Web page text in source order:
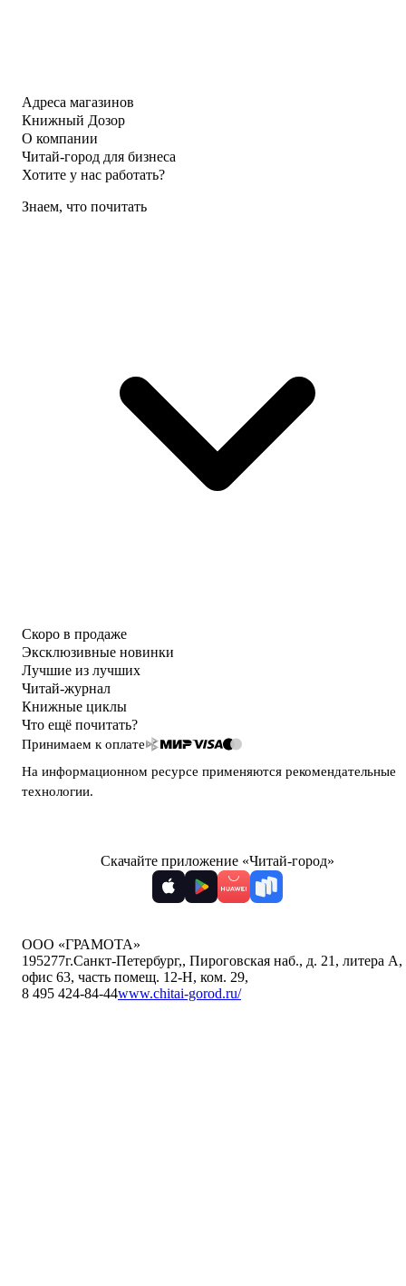
Адреса магазинов
Книжный Дозор
О компании
Читай-город для бизнеса
Хотите у нас работать?
Знаем, что почитать
Скоро в продаже
Эксклюзивные новинки
Лучшие из лучших
Читай-журнал
Книжные циклы
Что ещё почитать?
Принимаем к оплате
На информационном ресурсе применяются рекомендательные
технологии.
Скачайте приложение «Читай-город»
ООО «ГРАМОТА»
195277г.Санкт-Петербург,, Пироговская наб., д. 21, литера А,
офис 63, часть помещ. 12-Н, ком. 29,
8 495 424-84-44www.chitai-gorod.ru/